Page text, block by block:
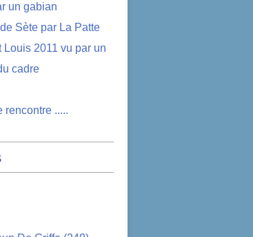
un gabian
Sète par La Patte
Louis 2011 vu par un
cadre
rencontre .....